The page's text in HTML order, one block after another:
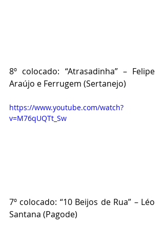
8º colocado: “Atrasadinha” – Felipe
Araújo e Ferrugem (Sertanejo)
https://www.youtube.com/watch?
v=M76qUQTt_Sw
7º colocado: “10 Beijos de Rua” – Léo
Santana (Pagode)